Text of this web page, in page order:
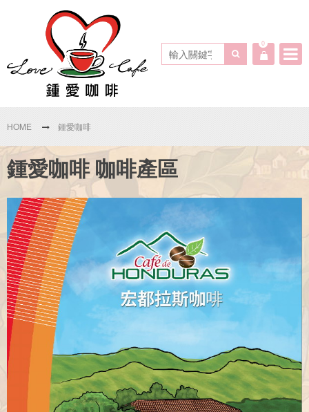
0
HOME 鍾愛咖啡
鍾愛咖啡 咖啡產區